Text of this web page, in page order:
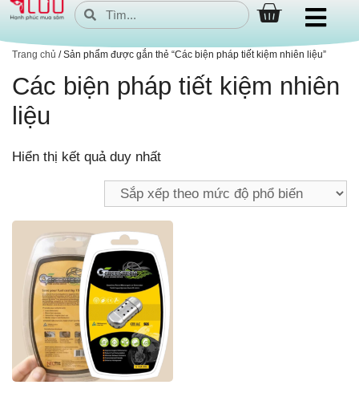
Trang chủ / Sản phẩm được gắn thẻ “Các biện pháp tiết kiệm nhiên liệu”
Các biện pháp tiết kiệm nhiên
liệu
Hiển thị kết quả duy nhất